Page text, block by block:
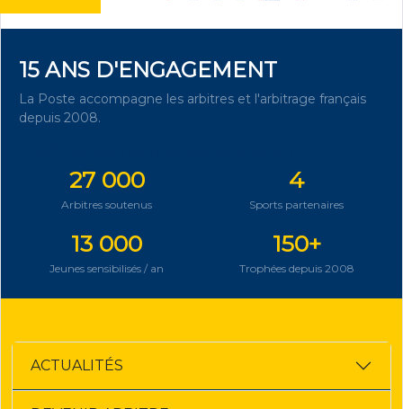
15 ANS D'ENGAGEMENT
La Poste accompagne les arbitres et l'arbitrage français
depuis 2008.
27 000
Arbitres soutenus
4
Sports partenaires
13 000
Jeunes sensibilisés / an
150+
Trophées depuis 2008
ACTUALITÉS